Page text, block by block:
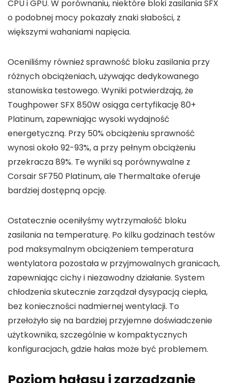
CPU i GPU. W porównaniu, niektóre bloki zasilania SFX
o podobnej mocy pokazały znaki słabości, z
większymi wahaniami napięcia.
Oceniliśmy również sprawność bloku zasilania przy
różnych obciążeniach, używając dedykowanego
stanowiska testowego. Wyniki potwierdzają, że
Toughpower SFX 850W osiąga certyfikację 80+
Platinum, zapewniając wysoki wydajność
energetyczną. Przy 50% obciążeniu sprawność
wynosi około 92-93%, a przy pełnym obciążeniu
przekracza 89%. Te wyniki są porównywalne z
Corsair SF750 Platinum, ale Thermaltake oferuje
bardziej dostępną opcję.
Ostatecznie oceniłyśmy wytrzymałość bloku
zasilania na temperaturę. Po kilku godzinach testów
pod maksymalnym obciążeniem temperatura
wentylatora pozostała w przyjmowalnych granicach,
zapewniając cichy i niezawodny działanie. System
chłodzenia skutecznie zarządzał dysypacją ciepła,
bez konieczności nadmiernej wentylacji. To
przełożyło się na bardziej przyjemne doświadczenie
użytkownika, szczególnie w kompaktycznych
konfiguracjach, gdzie hałas może być problemem.